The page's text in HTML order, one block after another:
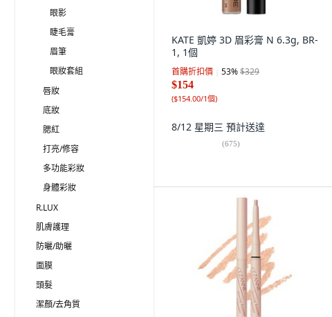
眼影
睫毛膏
眉筆
眼妝套組
唇妝
底妝
腮紅
打亮/修容
多功能彩妝
身體彩妝
R.LUX
肌膚護理
防曬/助曬
面膜
頭髮
潔顏/去角質
KATE 凱婷 3D 眉彩膏 N 6.3g, BR-
1, 1個
首購折扣價 53%$329
$154
($154.00/1個)
8/12 星期三 預計送達
(675)